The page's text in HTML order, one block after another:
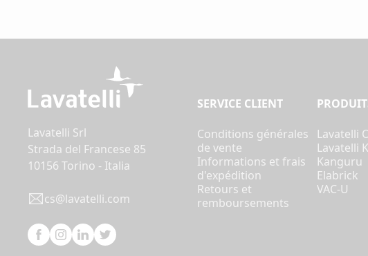
SERVICE CLIENT
Conditions générales
de vente
Informations et frais
d'expédition
Retours et
remboursements
Lavatelli
Lavatelli
Kanguru
Elabrick
VAC-U
Lavatelli Srl
Strada del Francese 85
10156 Torino - Italia
cs@lavatelli.com
Facebook
Instagram
LinkedinTwitter